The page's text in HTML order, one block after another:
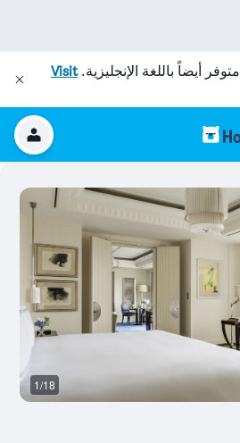
متوفر أيضاً باللغة الإنجليزية.Visit
1/18